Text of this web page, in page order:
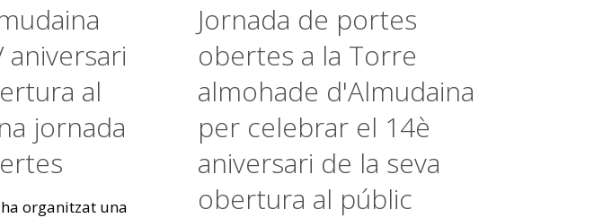
aniversari
al
jornada
ha organitzat una
Jornada de portes
obertes a la Torre
almohade d'Almudaina
per celebrar el 14è
aniversari de la seva
obertura al públic